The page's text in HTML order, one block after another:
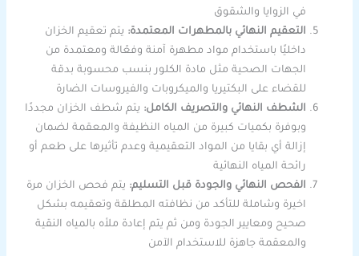
في الزوايا والشقوق
التعقيم النهائي بالمطهرات المعتمدة: يتم تعقيم الخزان
داخليًا باستخدام مواد مطهرة آمنة وفعّالة ومعتمدة من
الجهات الصحية مثل مادة الكلور بنسب محسوبة بدقة
للقضاء على البكتيريا والميكروبات والفيروسات الضارة
الشطف النهائي والتصريف الكامل: يتم شطف الخزان مجددًا
وبوفرة بكميات كبيرة من المياه النظيفة والمعقمة لضمان
إزالة أي بقايا من المواد التعقيمية وعدم تأثيرها على طعم أو
رائحة المياه النهائية
الفحص النهائي والجودة قبل التسليم: يتم فحص الخزان مرة
اخيرة وشاملة للتأكد من نظافته المطلقة وتعقيمه بشكل
صحيح ومعايير الجودة ومن ثم يتم إعادة ملأه بالمياه النقية
والمعقمة جاهزة للاستخدام الآمن